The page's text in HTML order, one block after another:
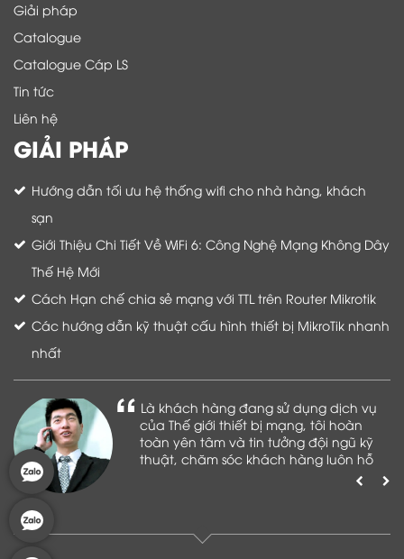
Giải pháp
Catalogue
Catalogue Cáp LS
Tin tức
Liên hệ
GIẢI PHÁP
Hướng dẫn tối ưu hệ thống wifi cho nhà hàng, khách
sạn
Giới Thiệu Chi Tiết Về WiFi 6: Công Nghệ Mạng Không Dây
Thế Hệ Mới
Cách Hạn chế chia sẻ mạng với TTL trên Router Mikrotik
Các hướng dẫn kỹ thuật cấu hình thiết bị MikroTik nhanh
nhất
Là khách hàng đang sử dụng dịch vụ
của Thế giới thiết bị mạng, tôi hoàn
toàn yên tâm và tin tưởng đội ngũ kỹ
thuật, chăm sóc khách hàng luôn hỗ